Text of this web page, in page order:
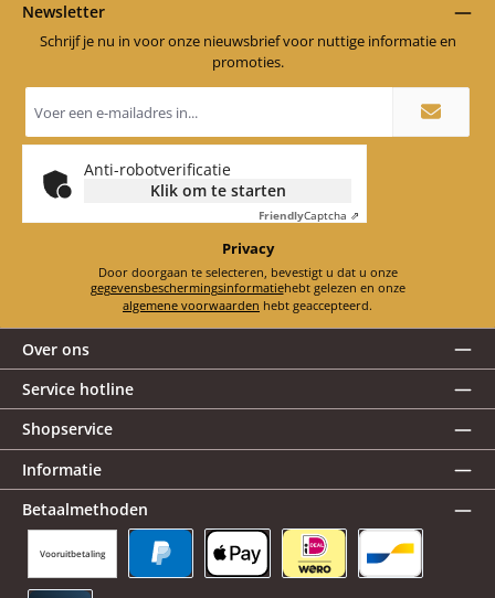
Newsletter
Schrijf je nu in voor onze nieuwsbrief voor nuttige informatie en
promoties.
mailadres
*
Anti-robotverificatie
Klik om te starten
FriendlyCaptcha ⇗
Privacy
Door doorgaan te selecteren, bevestigt u dat u onze
gegevensbeschermingsinformatie
hebt gelezen en onze
algemene voorwaarden hebt geaccepteerd.
Over ons
Service hotline
Shopservice
Informatie
Betaalmethoden
Vooruitbetaling